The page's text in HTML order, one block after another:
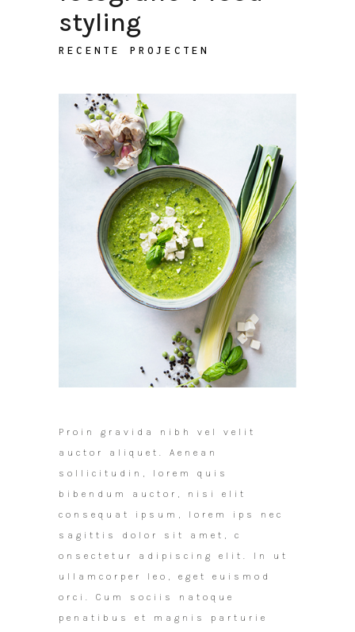
styling
RECENTE PROJECTEN
Proin gravida nibh vel velit
auctor aliquet. Aenean
sollicitudin, lorem quis
bibendum auctor, nisi elit
consequat ipsum, lorem ips nec
sagittis dolor sit amet, c
onsectetur adipiscing elit. In ut
ullamcorper leo, eget euismod
orci. Cum sociis natoque
penatibus et magnis parturie